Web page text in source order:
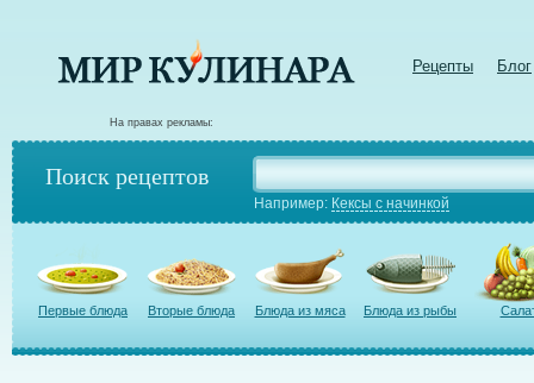
Рецепты Блог
На правах рекламы:
Поиск рецептов
Например: Кексы с начинкой
Первые блюда Вторые блюда Блюда из мяса Блюда из рыбы